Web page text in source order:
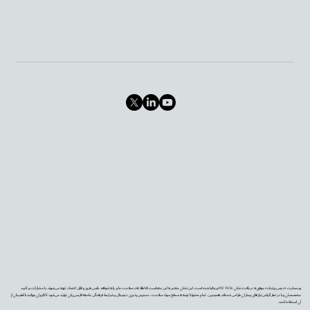
وب‌سایت «دیجی‌پزشک» موفق به دریافت نشان PIF TICK بریتانیا شده است. این نشان معتبر به این معناست که اطلاعات سلامت ما بر پایه شواهد علمی به‌روز و قابل اعتماد تهیه می‌شوند، با مشارکت و تأیید
متخصصان و با در نظر گرفتن نیازهای بیماران طراحی شده‌اند. همچنین، تمام محتوا با توجه به سطح سواد سلامت، دسترس‌پذیری دیجیتال و شرایط فرهنگی جامعه فارسی‌زبان تولید می‌شود تا کاربران بتوانند با اطمینان از
آن استفاده کنند.